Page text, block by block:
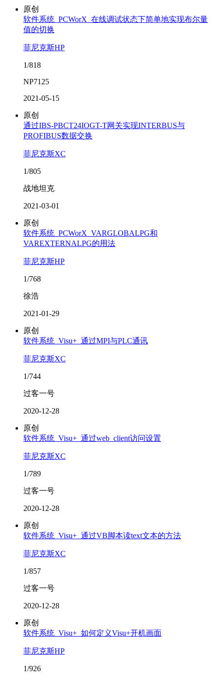
原创
软件系统_PCWorX_在线调试状态下简单地实现布尔量
值的切换
菲尼克斯HP
1/818
NP7125
2021-05-15
原创
通过IBS-PBCT24IOGT-T网关实现INTERBUS与
PROFIBUS数据交换
菲尼克斯XC
1/805
战地坦克
2021-03-01
原创
软件系统_PCWorX_VARGLOBALPG和
VAREXTERNALPG的用法
菲尼克斯HP
1/768
徐浩
2021-01-29
原创
软件系统_Visu+_通过MPI与PLC通讯
菲尼克斯XC
1/744
过客一号
2020-12-28
原创
软件系统_Visu+_通过web_client访问设置
菲尼克斯XC
1/789
过客一号
2020-12-28
原创
软件系统_Visu+_通过VB脚本读text文本的方法
菲尼克斯XC
1/857
过客一号
2020-12-28
原创
软件系统_Visu+_如何定义Visu+开机画面
菲尼克斯HP
1/926